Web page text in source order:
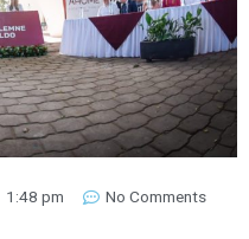
1:48 pm No Comments